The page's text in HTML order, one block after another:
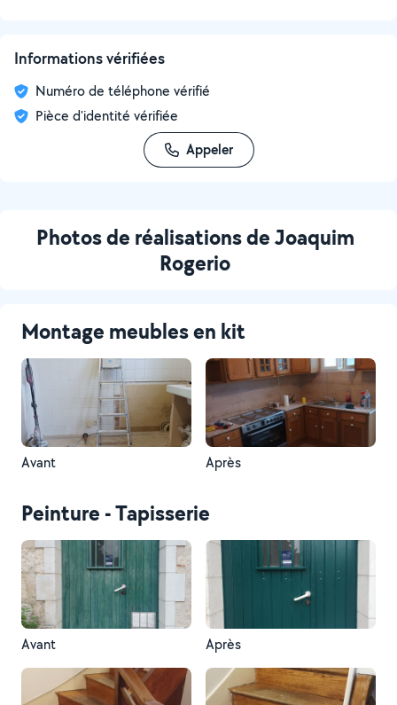
Informations vérifiées
Numéro de téléphone vérifié
Pièce d'identité vérifiée
Appeler
Photos de réalisations de Joaquim
Rogerio
Montage meubles en kit
Avant Après
Peinture - Tapisserie
Avant Après